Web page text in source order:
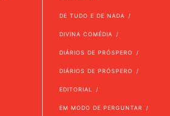
DE TUDO E DE NADA
DIVINA COMÉDIA
DIÁRIOS DE PRÓSPERO
DIÁRIOS DE PRÓSPERO
EDITORIAL
EM MODO DE PERGUNTAR